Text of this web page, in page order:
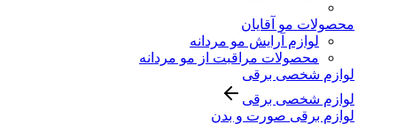
محصولات مو آقایان
لوازم آرایش مو مردانه
محصولات مراقبت از مو مردانه
لوازم شخصی برقی
لوازم شخصی برقی
لوازم برقی صورت و بدن